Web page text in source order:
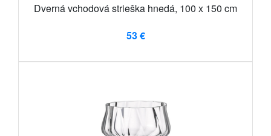
Dverná vchodová strieška hnedá, 100 x 150 cm
53 €